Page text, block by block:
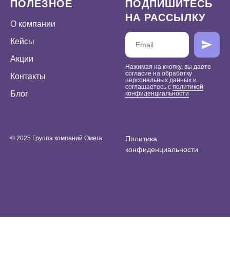
ПОЛЕЗНОЕ
О компании
Кейсы
Акции
Контакты
Блог
ПОДПИШИТЕСЬ
НА РАССЫЛКУ
Нажимая на кнопку, вы даете
согласие на обработку
персональных данных и
соглашаетесь c политикой
конфиденциальности
© 2025 Группа компаний Омега
Политика
конфиденциальности